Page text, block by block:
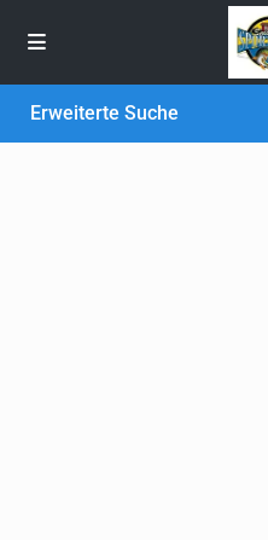
Erweiterte Suche